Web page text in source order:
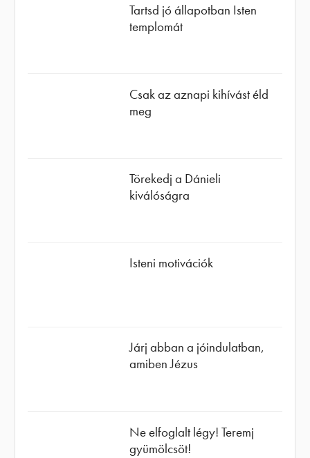
Tartsd jó állapotban Isten
templomát
Csak az aznapi kihívást éld
meg
Törekedj a Dánieli
kiválóságra
Isteni motivációk
Járj abban a jóindulatban,
amiben Jézus
Ne elfoglalt légy! Teremj
gyümölcsöt!